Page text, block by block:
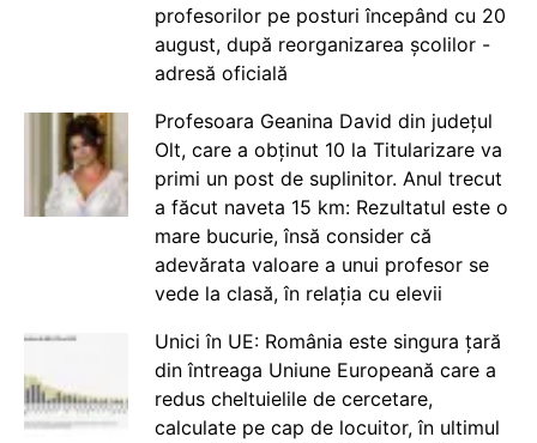
profesorilor pe posturi începând cu 20
august, după reorganizarea școlilor -
adresă oficială
Profesoara Geanina David din județul
Olt, care a obținut 10 la Titularizare va
primi un post de suplinitor. Anul trecut
a făcut naveta 15 km: Rezultatul este o
mare bucurie, însă consider că
adevărata valoare a unui profesor se
vede la clasă, în relația cu elevii
Unici în UE: România este singura țară
din întreaga Uniune Europeană care a
redus cheltuielile de cercetare,
calculate pe cap de locuitor, în ultimul